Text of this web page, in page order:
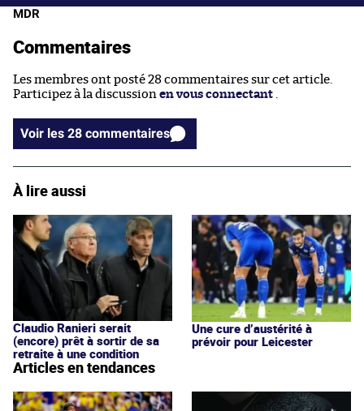
MDR
Commentaires
Les membres ont posté 28 commentaires sur cet article.
Participez à la discussion en vous connectant
Voir les 28 commentaires
À lire aussi
Claudio Ranieri serait
(encore) prêt à sortir de sa
retraite à une condition
Une cure d’austérité à
prévoir pour Leicester
Articles en tendances